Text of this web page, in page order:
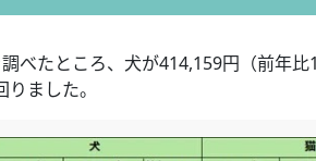
べたところ、犬が414,159円（前年
ました。